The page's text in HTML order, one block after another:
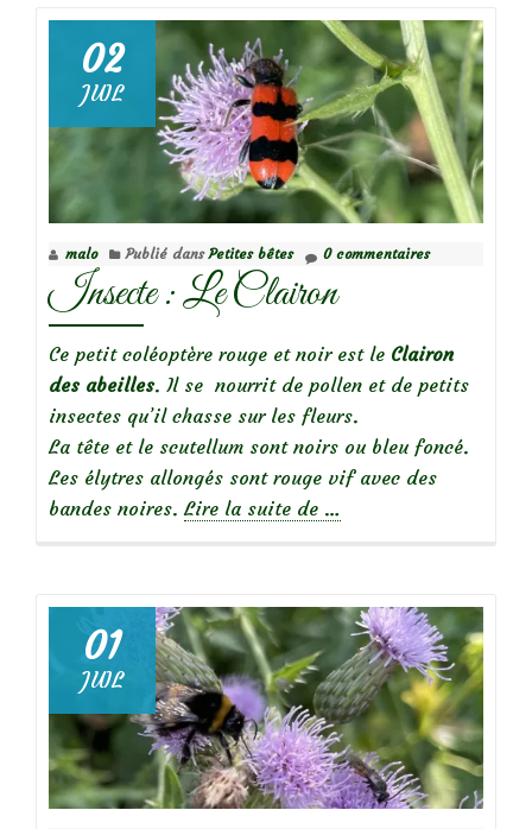
La
volucelle
transparente
02
JUIL
malo Publié dansPetites bêtes 0 commentaires
Insecte : Le Clairon
Ce petit coléoptère rouge et noir est le Clairon
des abeilles. Il se nourrit de pollen et de petits
insectes qu’il chasse sur les fleurs.
La tête et le scutellum sont noirs ou bleu foncé.
Les élytres allongés sont rouge vif avec des
bandes noires. Lire la suite de
Le
Clairon
…
01
JUIL